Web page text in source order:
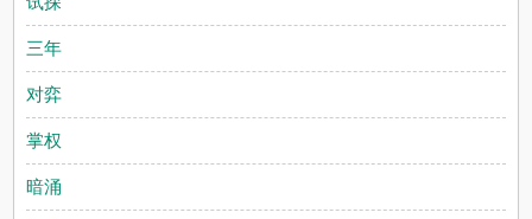
三年
对弈
掌权
暗涌